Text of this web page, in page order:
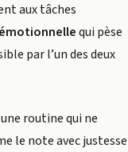
aux tâches
qui pèse
par l’un des deux
routine qui ne
le note avec justesse